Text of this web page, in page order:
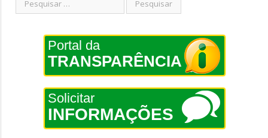
Portal da
TRANSPARÊNCIA
Solicitar
INFORMAÇÕES